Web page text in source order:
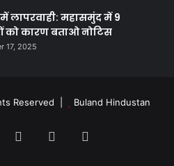
में लापरवाही: महासमुंद में 9
को कारण बताओ नोटिस
17, 2025
Reserved | Buland Hindustan
YouTubeInstagram